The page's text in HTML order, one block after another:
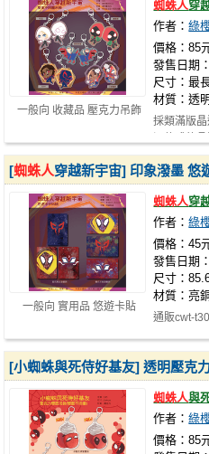
一般向 收藏品 壓克力吊飾
蜘蛛人穿
作者：綠
價格：85
發售日期
尺寸：最
材質：透
採類滿版
一般向 實用品 悠遊卡貼
[蜘蛛人穿越新宇宙] 印象潑墨 悠
蜘蛛人穿
作者：綠
價格：45
發售日期
尺寸：
材質：亮
通販cwt-
[小蜘蛛與死侍好基友] 透明壓克
蜘蛛人與
作者：綠
價格：85